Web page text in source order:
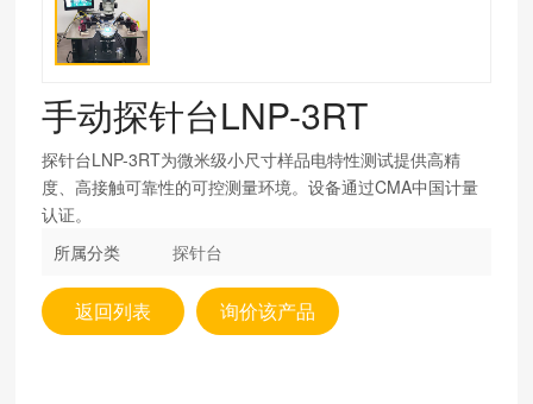
手动探针台LNP-3RT
探针台LNP-3RT为微米级小尺寸样品电特性测试提供高精
度、高接触可靠性的可控测量环境。设备通过CMA中国计量
认证。
所属分类
探针台
返回列表 询价该产品